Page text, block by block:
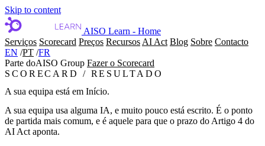
Skip to content
AISO Learn - Home
Serviços Scorecard Preços Recursos AI Act Blog Sobre Contacto
EN /PT /FR
Parte doAISO Group Fazer o Scorecard
SCORECARD / RESULTADO
A sua equipa está em Início.
A sua equipa usa alguma IA, e muito pouco está escrito. É o ponto
de partida mais comum, e é aquele para que o prazo do Artigo 4 do
AI Act aponta.